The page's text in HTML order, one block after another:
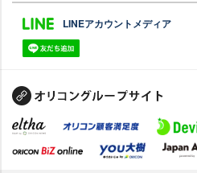
LINEアカウントメディア